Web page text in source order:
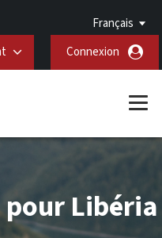
Français
Connexion
Libéria